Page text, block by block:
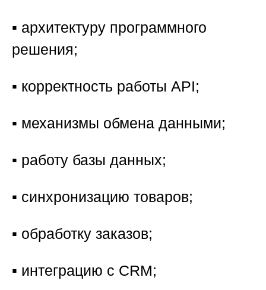
▪️ архитектуру программного
решения;
▪️ корректность работы API;
▪️ механизмы обмена данными;
▪️ работу базы данных;
▪️ синхронизацию товаров;
▪️ обработку заказов;
▪️ интеграцию с CRM;